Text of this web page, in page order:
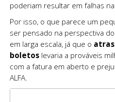
poderiam resultar em falhas
Por isso, o que parece um
ser pensado na perspectiva
em larga escala, já que o
boletos levaria a prováveis
com a fatura em aberto e
ALFA.